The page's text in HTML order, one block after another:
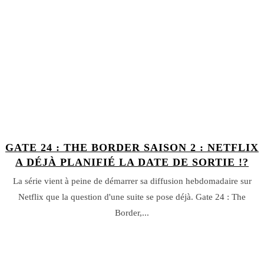
GATE 24 : THE BORDER SAISON 2 : NETFLIX
A DÉJÀ PLANIFIÉ LA DATE DE SORTIE !?
La série vient à peine de démarrer sa diffusion hebdomadaire sur
Netflix que la question d'une suite se pose déjà. Gate 24 : The
Border,...